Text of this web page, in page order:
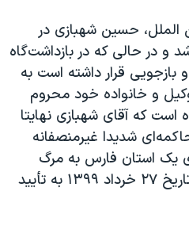
الملل، حسین شهبازی در
دستگیر شد و در حالی که در بازداشت‌گاه
بازجویی قرار داشته است به
به وکیل و خانواده خود محروم
است که آقای شهبازی نهایتا
در پی محاکمه‌ای شدیدا غیرمنصفانه
کیفری یک استان فارس به مرگ
محکوم شد و این حکم در تاریخ ۲۷ خرداد ۱۳۹۹ به تأیید